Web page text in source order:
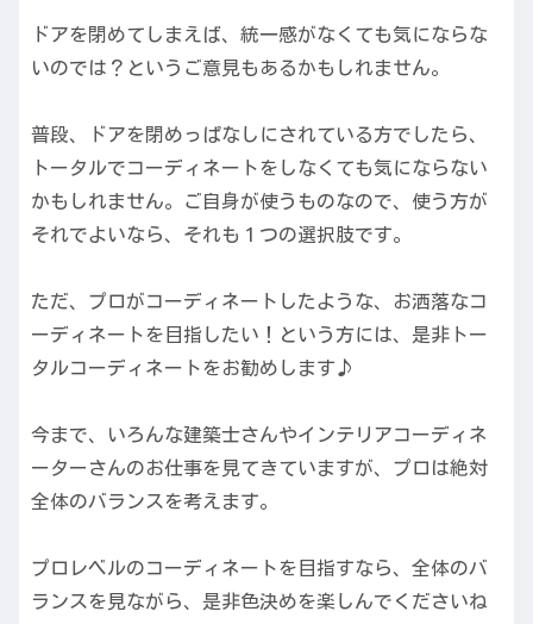
ドアを閉めてしまえば、統一感がなくても気にならな
いのでは？というご意見もあるかもしれません。
普段、ドアを閉めっぱなしにされている方でしたら、
トータルでコーディネートをしなくても気にならない
かもしれません。ご自身が使うものなので、使う方が
それでよいなら、それも１つの選択肢です。
ただ、プロがコーディネートしたような、お洒落なコ
ーディネートを目指したい！という方には、是非トー
タルコーディネートをお勧めします♪
今まで、いろんな建築士さんやインテリアコーディネ
ーターさんのお仕事を見てきていますが、プロは絶対
全体のバランスを考えます。
プロレベルのコーディネートを目指すなら、全体のバ
ランスを見ながら、是非色決めを楽しんでくださいね